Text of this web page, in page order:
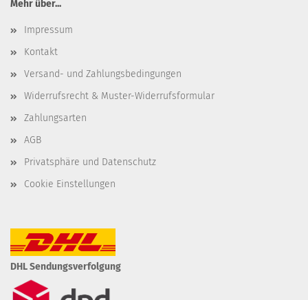
Mehr über...
Impressum
Kontakt
Versand- und Zahlungsbedingungen
Widerrufsrecht & Muster-Widerrufsformular
Zahlungsarten
AGB
Privatsphäre und Datenschutz
Cookie Einstellungen
DHL Sendungsverfolgung